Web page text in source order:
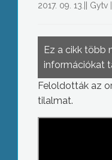
2017. 09. 13. Gytv||
Ez a cikk több
információkat
Feloldották az
tilalmat.